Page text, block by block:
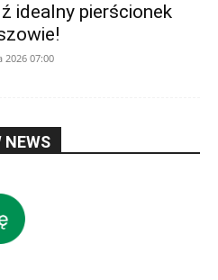
idealny pierścionek
2026 07:00
NEWS